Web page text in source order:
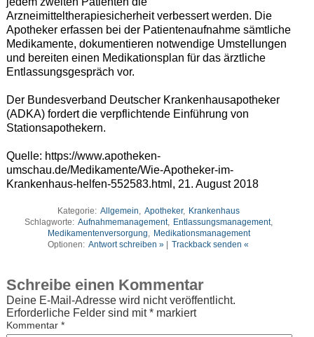
Arzneimitteltherapiesicherheit verbessert werden. Die
Apotheker erfassen bei der Patientenaufnahme sämtliche
Medikamente, dokumentieren notwendige Umstellungen
und bereiten einen Medikationsplan für das ärztliche
Entlassungsgespräch vor.
Der Bundesverband Deutscher Krankenhausapotheker
(ADKA) fordert die verpflichtende Einführung von
Stationsapothekern.
Quelle: https://www.apotheken-
umschau.de/Medikamente/Wie-Apotheker-im-
Krankenhaus-helfen-552583.html, 21. August 2018
Kategorie: Allgemein, Apotheker, Krankenhaus
Schlagworte: Aufnahmemanagement, Entlassungsmanagement,
Medikamentenversorgung, Medikationsmanagement
Optionen: Antwort schreiben » Trackback senden «
Schreibe einen Kommentar
Deine E-Mail-Adresse wird nicht veröffentlicht.
Erforderliche Felder sind mit*markiert
Kommentar *